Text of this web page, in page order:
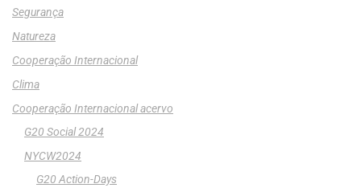
Segurança
Natureza
Cooperação Internacional
Clima
Cooperação Internacional acervo
G20 Social 2024
NYCW2024
G20 Action-Days